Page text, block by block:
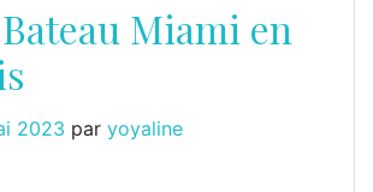
Miami en
2023 par yoyaline